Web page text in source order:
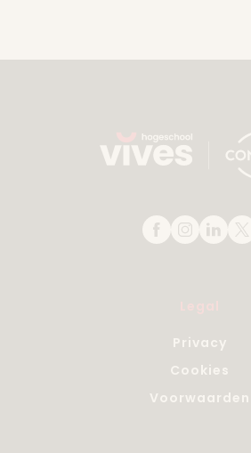
Privacy
Cookies
Voorwaarden